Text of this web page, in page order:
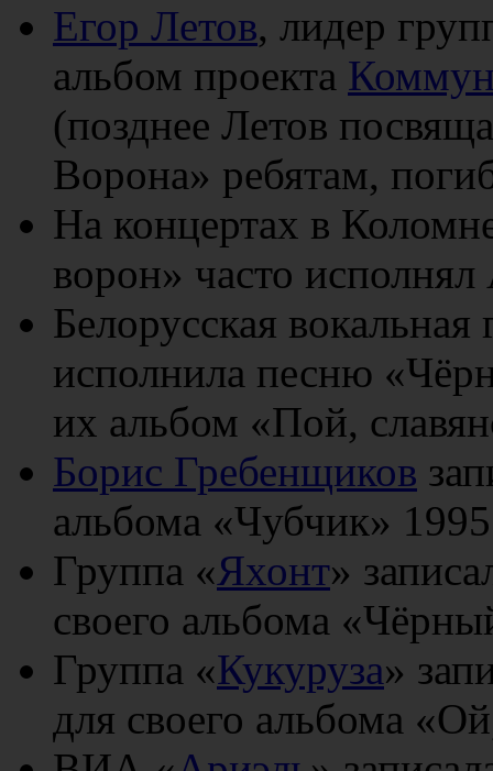
Егор Летов, лидер
альбом проекта
(позднее Летов
Ворона» ребятам,
На концертах в
ворон» часто
Белорусская
исполнила песню
их альбом «Пой,
Борис Гребенщиков
альбома «Чубчик»
Группа «Яхонт»
своего альбома
Группа «Кукуруза»
для своего альбома